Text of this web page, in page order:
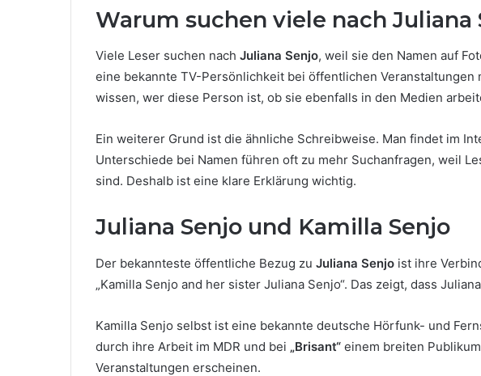
Warum suchen viele nach Juliana
Viele Leser suchen nach Juliana Senjo, weil sie den Namen auf
eine bekannte TV-Persönlichkeit bei öffentlichen
wissen, wer diese Person ist, ob sie ebenfalls in den Medien
Ein weiterer Grund ist die ähnliche Schreibweise. Man findet im
Unterschiede bei Namen führen oft zu mehr Suchanfragen, weil
sind. Deshalb ist eine klare Erklärung wichtig.
Juliana Senjo und Kamilla Senjo
Der bekannteste öffentliche Bezug zu Juliana Senjo ist ihre
„Kamilla Senjo and her sister Juliana Senjo“. Das zeigt, dass
Kamilla Senjo selbst ist eine bekannte deutsche Hörfunk- und
durch ihre Arbeit im MDR und bei „Brisant“ einem breiten
Veranstaltungen erscheinen.